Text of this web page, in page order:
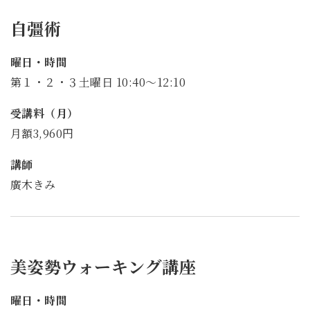
自彊術
曜日・時間
第１・２・３土曜日 10:40～12:10
受講料（月）
月額3,960円
講師
廣木きみ
美姿勢ウォーキング講座
曜日・時間